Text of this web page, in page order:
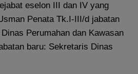
eselon III dan IV yang
Penata Tk.I-III/d jabatan
Perumahan dan Kawasan
baru: Sekretaris Dinas